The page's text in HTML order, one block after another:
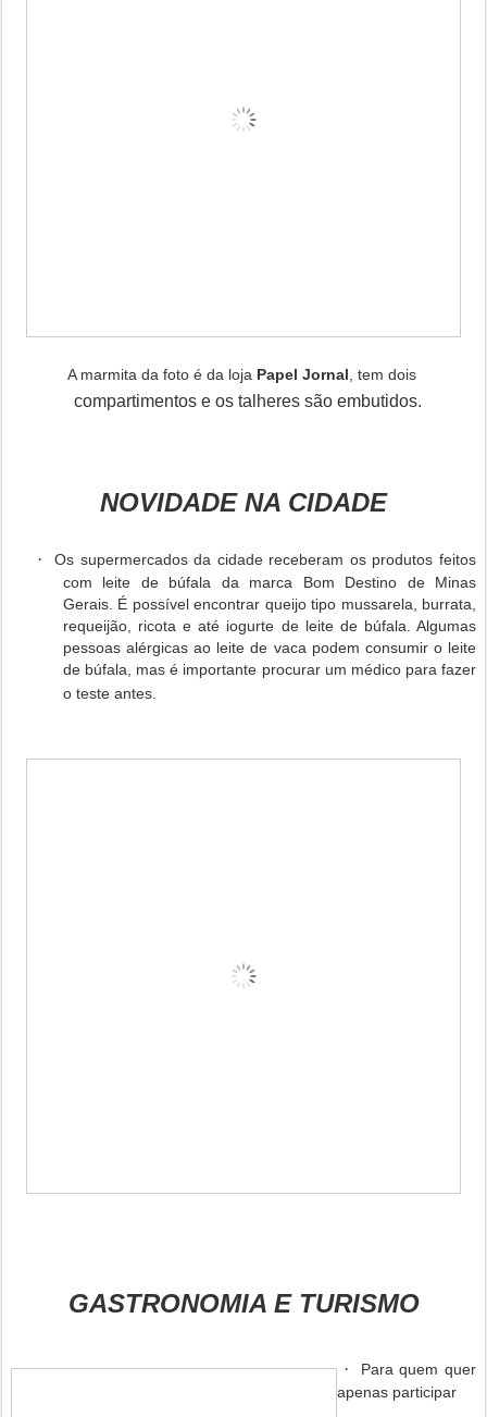
A marmita da foto é da loja Papel Jornal , tem dois
compartimentos e os talheres são embutidos.
NOVIDADE NA CIDADE
·
Os supermercados da cidade receberam os produtos feitos
com leite de búfala da marca Bom Destino de Minas
Gerais. É possível encontrar queijo tipo mussarela, burrata,
requeijão, ricota e até iogurte de leite de búfala. Algumas
pessoas alérgicas ao leite de vaca podem consumir o leite
de búfala, mas é importante procurar um médico para fazer
o teste antes.
GASTRONOMIA E TURISMO
·
Para quem quer
apenas participar